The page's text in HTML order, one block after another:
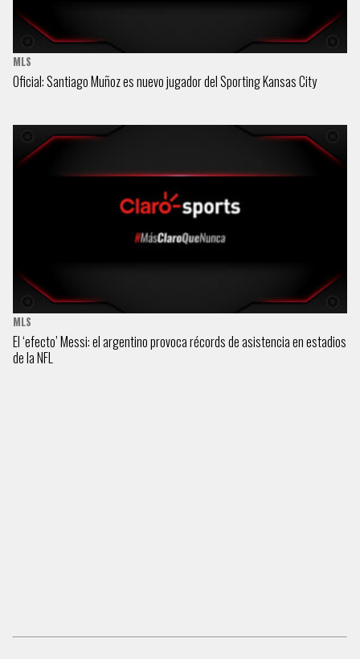
MLS
Oficial: Santiago Muñoz es nuevo jugador del Sporting Kansas City
MLS
El ‘efecto’ Messi: el argentino provoca récords de asistencia en estadios
de la NFL